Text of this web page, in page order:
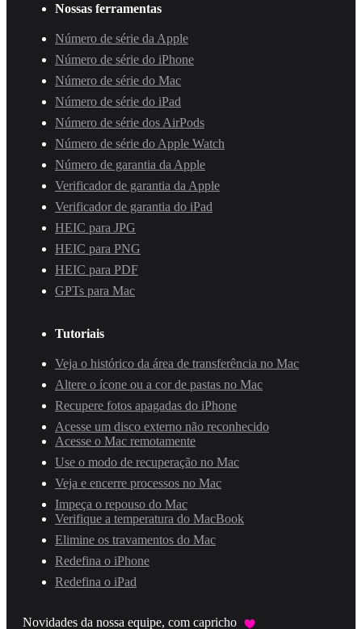
Nossas ferramentas
Número de série da Apple
Número de série do iPhone
Número de série do Mac
Número de série do iPad
Número de série dos AirPods
Número de série do Apple Watch
Número de garantia da Apple
Verificador de garantia da Apple
Verificador de garantia do iPad
HEIC para JPG
HEIC para PNG
HEIC para PDF
GPTs para Mac
Tutoriais
Veja o histórico da área de transferência no Mac
Altere o ícone ou a cor de pastas no Mac
Recupere fotos apagadas do iPhone
Acesse um disco externo não reconhecido
Acesse o Mac remotamente
Use o modo de recuperação no Mac
Veja e encerre processos no Mac
Impeça o repouso do Mac
Verifique a temperatura do MacBook
Elimine os travamentos do Mac
Redefina o iPhone
Redefina o iPad
Novidades da nossa equipe, com capricho